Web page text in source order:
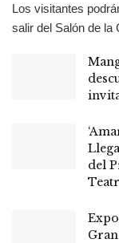
Los visitantes
salir del Salón de la
del